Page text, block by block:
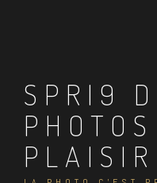
SPRI9
PLAISIR